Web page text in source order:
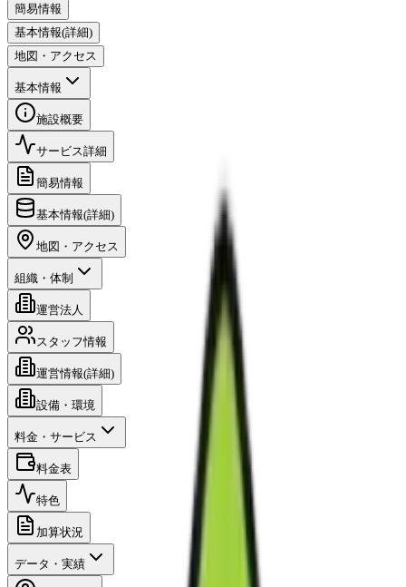
簡易情報
基本情報(詳細)
地図・アクセス
基本情報
施設概要
サービス詳細
簡易情報
基本情報(詳細)
地図・アクセス
組織・体制
運営法人
スタッフ情報
運営情報(詳細)
設備・環境
料金・サービス
料金表
特色
加算状況
データ・実績